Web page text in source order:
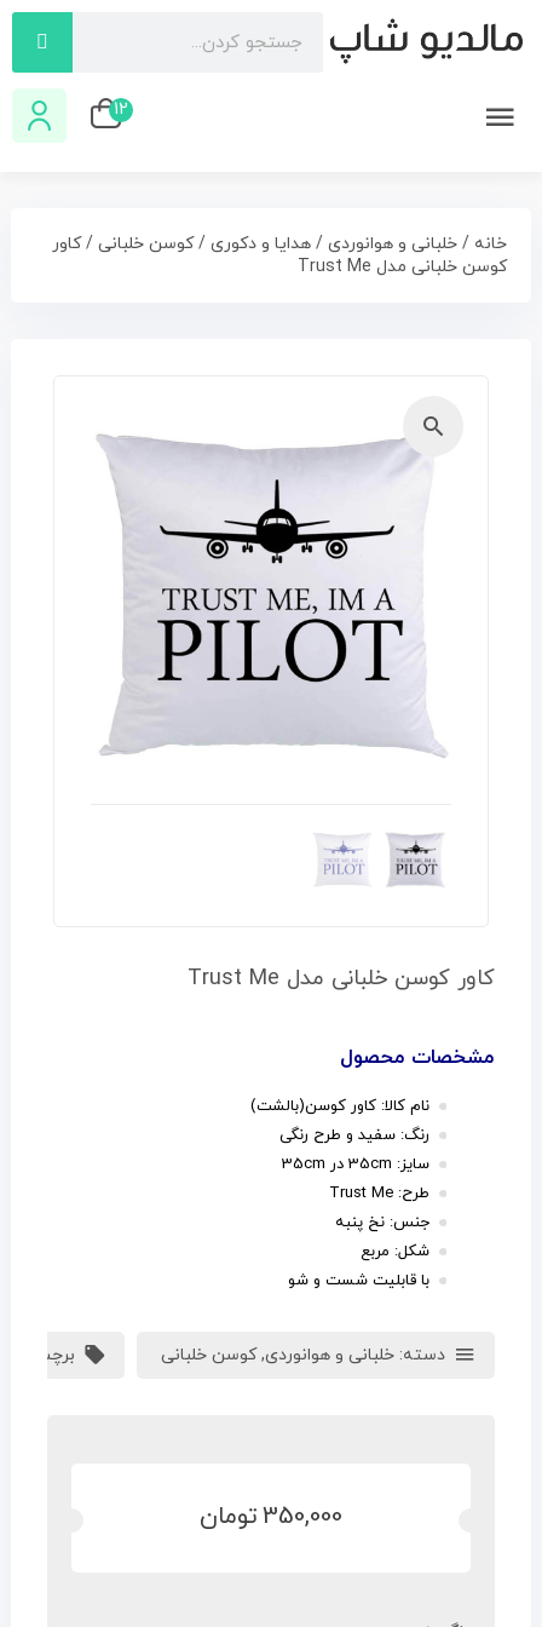
12
خانه / خلبانی و هوانوردی/ هدایا و دکوری/کوسن خلبانی/ کاور
کوسن خلبانی مدل Trust Me
کاور کوسن خلبانی مدل Trust Me
مشخصات محصول
نام کالا: کاور کوسن(بالشت)
رنگ: سفید و طرح رنگی
سایز: 35cm در 35cm
طرح: Trust Me
جنس: نخ پنبه
شکل: مربع
با قابلیت شست و شو
دسته: خلبانی و هوانوردی,کوسن خلبانی برچسب:
350,000تومان